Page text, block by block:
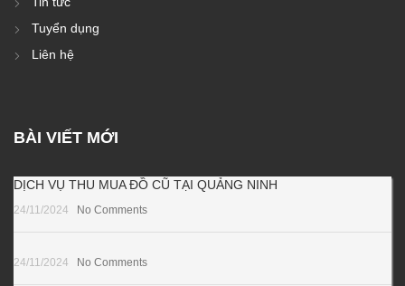
Tuyển dụng
Liên hệ
BÀI VIẾT MỚI
DỊCH VỤ THU MUA ĐỒ CŨ TẠI QUẢNG NINH
24/11/2024 No Comments
24/11/2024 No Comments